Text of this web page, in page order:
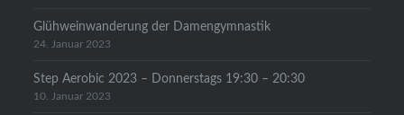
Glühweinwanderung der Damengymnastik
24. Januar 2023
Step Aerobic 2023 – Donnerstags 19:30 – 20:30
10. Januar 2023